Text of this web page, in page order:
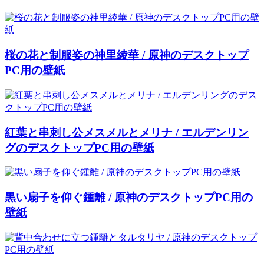
桜の花と制服姿の神里綾華 / 原神のデスクトップ
PC用の壁紙
紅葉と串刺し公メスメルとメリナ / エルデンリン
グのデスクトップPC用の壁紙
黒い扇子を仰ぐ鍾離 / 原神のデスクトップPC用の
壁紙